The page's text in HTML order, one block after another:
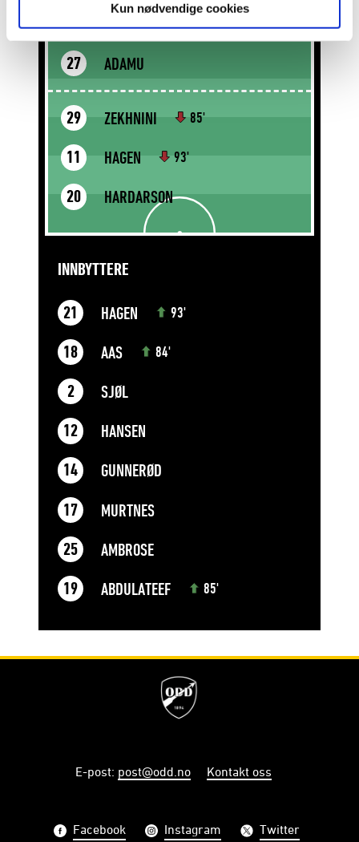
Kun nødvendige cookies
23 AKOGYERAM-FJELDBERG 84'
27 ADAMU
29 ZEKHNINI 85'
11 HAGEN 93'
20 HARDARSON
INNBYTTERE
21 HAGEN 93'
18 AAS 84'
2 SJØL
12 HANSEN
14 GUNNERØD
17 MURTNES
25 AMBROSE
19 ABDULATEEF 85'
E-post: post@odd.no Kontakt oss
Facebook Instagram Twitter